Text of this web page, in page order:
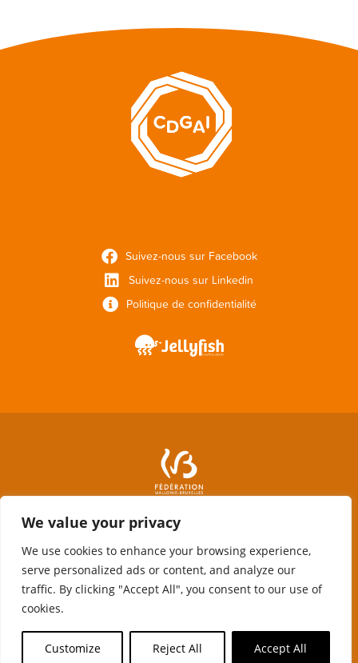
We value your privacy
We use cookies to enhance your browsing experience,
serve personalized ads or content, and analyze our
traffic. By clicking "Accept All", you consent to our use of
cookies.
Customize Reject All Accept All
Suivez-nous sur Facebook
Suivez-nous sur Linkedin
Politique de confidentialité
Avec le soutien de la Fédération Wallonie-Bruxelles, de la Wallonie et
du Fonds Social européen